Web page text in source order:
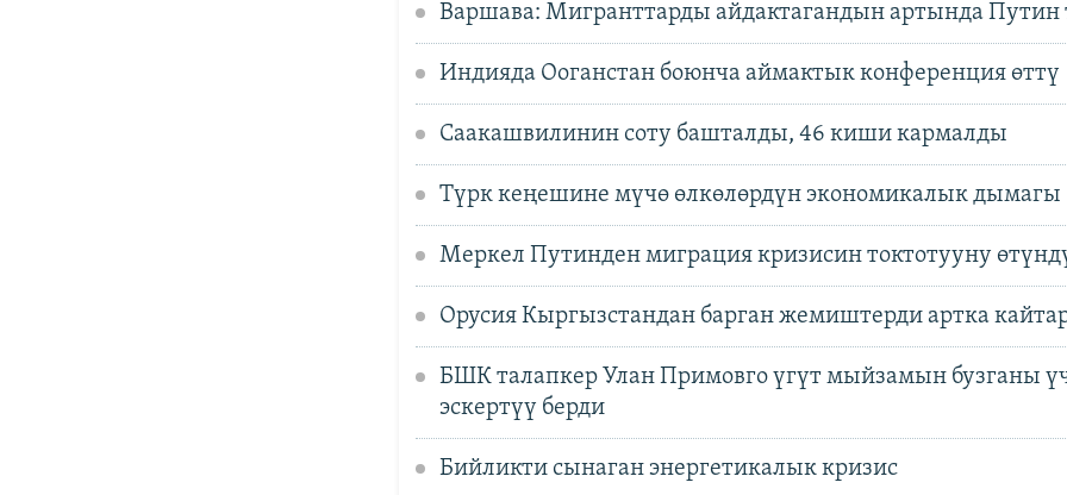
Варшава: Мигранттарды айдактагандын артында Путин
Индияда Ооганстан боюнча аймактык конференция өттү
Саакашвилинин соту башталды, 46 киши кармалды
Түрк кеңешине мүчө өлкөлөрдүн экономикалык дымагы
Меркел Путинден миграция кризисин токтотууну
Орусия Кыргызстандан барган жемиштерди артка
БШК талапкер Улан Примовго үгүт мыйзамын бузганы
эскертүү берди
Бийликти сынаган энергетикалык кризис